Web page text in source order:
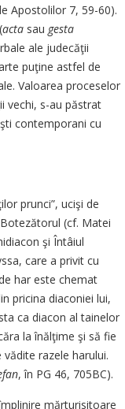
Apostolilor 7, 59-60).
(acta sau gesta
ale judecăţii
puţine astfel de
Valoarea proceselor
vechi, s-au păstrat
contemporani cu
prunci”, ucişi de
(cf. Matei
şi Întâiul
care a privit cu
har este chemat
pricina diaconiei lui,
ca diacon al tainelor
la înălţime şi să fie
razele harului.
, în PG 46, 705BC).
mărturisitoare